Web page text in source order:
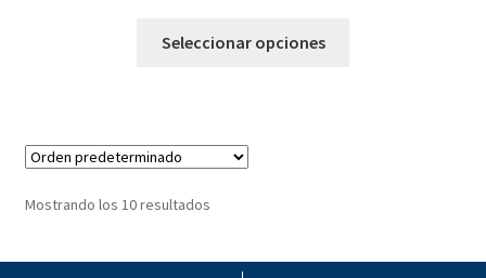
Seleccionar opciones
Mostrando los 10 resultados